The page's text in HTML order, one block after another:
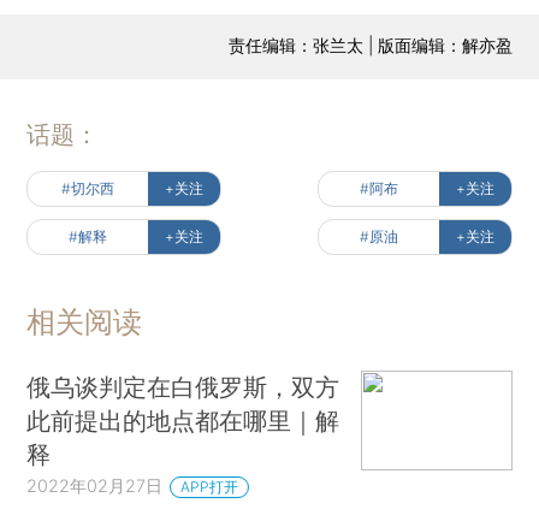
责任编辑：张兰太 | 版面编辑：解亦盈
话题：
#切尔西 +关注 #阿布 +关注
#解释 +关注 #原油 +关注
相关阅读
俄乌谈判定在白俄罗斯，双方
此前提出的地点都在哪里｜解
释
2022年02月27日 APP打开